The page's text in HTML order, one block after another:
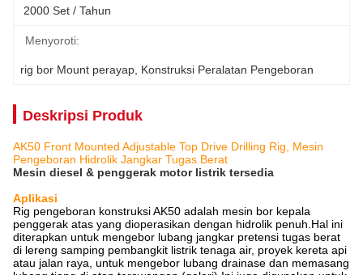
2000 Set / Tahun
Menyoroti:
rig bor Mount perayap Konstruksi Peralatan Pengeboran
Deskripsi Produk
AK50 Front Mounted Adjustable Top Drive Drilling Rig, Mesin
Pengeboran Hidrolik Jangkar Tugas Berat
Mesin diesel & penggerak motor listrik tersedia
Aplikasi
Rig pengeboran konstruksi AK50 adalah mesin bor kepala
penggerak atas yang dioperasikan dengan hidrolik penuh.Hal ini
diterapkan untuk mengebor lubang jangkar pretensi tugas berat
di lereng samping pembangkit listrik tenaga air, proyek kereta api
atau jalan raya, untuk mengebor lubang drainase dan memasang